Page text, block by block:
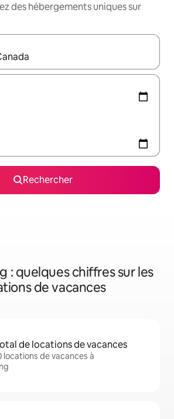
des hébergements uniques sur
s'affichent, utilisez les flèches vers le
Rechercher
: quelques chiffres sur les
de vacances
de locations de vacances
locations de vacances à